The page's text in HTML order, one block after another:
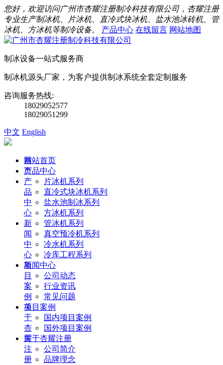
您好，欢迎访问广州市杏耀注册制冷科技有限公司，杏耀注册
专业生产制冰机、片冰机、直冷式块冰机、盐水池冰砖机、管
冰机、方冰机等制冷设备。
产品中心 在线留言 网站地图
制冰设备一站式服务商
制冰机源头厂家，为客户提供制冰系统全套定制服务
咨询服务热线:
18029052577
18029051299
中文 English
首
页
产
品
中
心
新
闻
中
心
项
目
案
例
关
于
杏
耀
注
册
网站首页
产品中心
片冰机系列
直冷式块冰机系列
盐水池制冰系列
方冰机系列
管冰机系列
真空预冷机系列
冷水机系列
冷库工程系列
新闻中心
公司动态
行业资讯
常见问题
项目案例
国内项目案例
国外项目案例
关于杏耀注册
公司简介
品牌理念